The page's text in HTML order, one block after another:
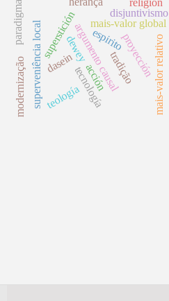
argumento causal
superstición proyección
mais-valor global
mais-valor relativo
superveniência local
disjuntivismo
tecnología
dewey
teología
espirito
dasein
modernização tradição
acción
paradigma